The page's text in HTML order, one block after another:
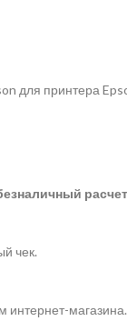
для принтера
расчет
чек.
интернет-магазина.